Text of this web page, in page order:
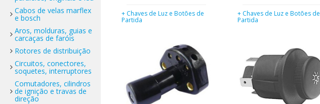
Cabos de velas marflex
e bosch
Aros, molduras, guias e
carcaças de faróis
Rotores de distribuição
Circuitos, conectores,
soquetes, interruptores
Comutadores, cilindros
de ignição e travas de
direção
+ Chaves de Luz e Botões de
Partida
+ Chaves de Luz e Botões de
Partida